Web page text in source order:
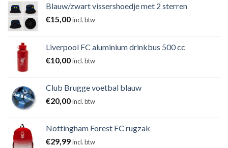
Blauw/zwart vissershoedje met 2 sterren
€15,00incl. btw
Liverpool FC aluminium drinkbus 500 cc
€10,00incl. btw
Club Brugge voetbal blauw
€20,00incl. btw
Nottingham Forest FC rugzak
€29,99incl. btw